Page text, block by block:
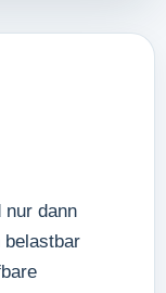
nur dann